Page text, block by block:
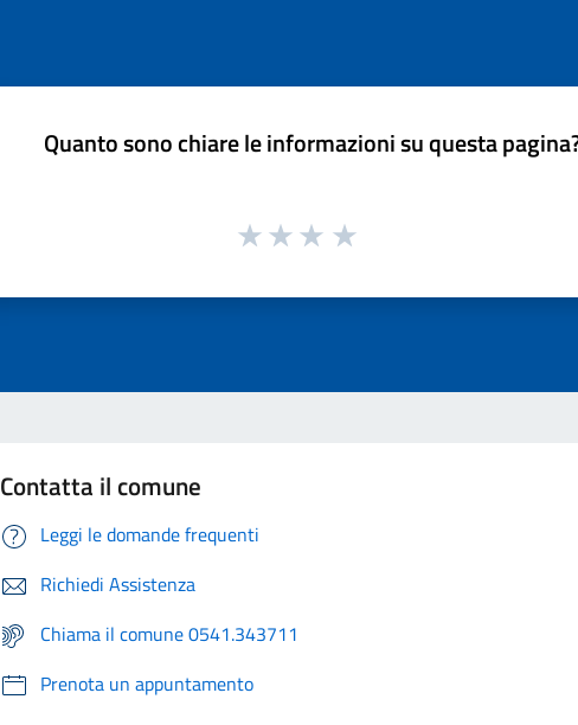
Quanto sono chiare le informazioni su questa
Contatta il comune
Leggi le domande frequenti
Richiedi Assistenza
Chiama il comune 0541.343711
Prenota un appuntamento